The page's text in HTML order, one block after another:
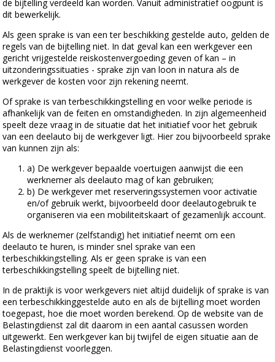
de bijtelling verdeeld kan worden. Vanuit administratief oogpunt is
dit bewerkelijk.
Als geen sprake is van een ter beschikking gestelde auto, gelden de
regels van de bijtelling niet. In dat geval kan een werkgever een
gericht vrijgestelde reiskostenvergoeding geven of kan – in
uitzonderingssituaties - sprake zijn van loon in natura als de
werkgever de kosten voor zijn rekening neemt.
Of sprake is van terbeschikkingstelling en voor welke periode is
afhankelijk van de feiten en omstandigheden. In zijn algemeenheid
speelt deze vraag in de situatie dat het initiatief voor het gebruik
van een deelauto bij de werkgever ligt. Hier zou bijvoorbeeld sprake
van kunnen zijn als:
a) De werkgever bepaalde voertuigen aanwijst die een
werknemer als deelauto mag of kan gebruiken;
b) De werkgever met reserveringssystemen voor activatie
en/of gebruik werkt, bijvoorbeeld door deelautogebruik te
organiseren via een mobiliteitskaart of gezamenlijk account.
Als de werknemer (zelfstandig) het initiatief neemt om een
deelauto te huren, is minder snel sprake van een
terbeschikkingstelling. Als er geen sprake is van een
terbeschikkingstelling speelt de bijtelling niet.
In de praktijk is voor werkgevers niet altijd duidelijk of sprake is van
een terbeschikkinggestelde auto en als de bijtelling moet worden
toegepast, hoe die moet worden berekend. Op de website van de
Belastingdienst zal dit daarom in een aantal casussen worden
uitgewerkt. Een werkgever kan bij twijfel de eigen situatie aan de
Belastingdienst voorleggen.